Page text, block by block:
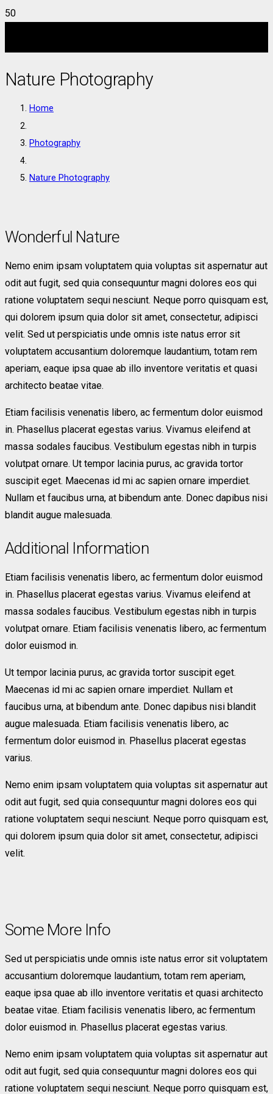
Nature Photography
Home
Photography
Nature Photography
Wonderful Nature
Nemo enim ipsam voluptatem quia voluptas sit aspernatur aut
odit aut fugit, sed quia consequuntur magni dolores eos qui
ratione voluptatem sequi nesciunt. Neque porro quisquam est,
qui dolorem ipsum quia dolor sit amet, consectetur, adipisci
velit. Sed ut perspiciatis unde omnis iste natus error sit
voluptatem accusantium doloremque laudantium, totam rem
aperiam, eaque ipsa quae ab illo inventore veritatis et quasi
architecto beatae vitae.
Etiam facilisis venenatis libero, ac fermentum dolor euismod
in. Phasellus placerat egestas varius. Vivamus eleifend at
massa sodales faucibus. Vestibulum egestas nibh in turpis
volutpat ornare. Ut tempor lacinia purus, ac gravida tortor
suscipit eget. Maecenas id mi ac sapien ornare imperdiet.
Nullam et faucibus urna, at bibendum ante. Donec dapibus nisi
blandit augue malesuada.
Additional Information
Etiam facilisis venenatis libero, ac fermentum dolor euismod
in. Phasellus placerat egestas varius. Vivamus eleifend at
massa sodales faucibus. Vestibulum egestas nibh in turpis
volutpat ornare. Etiam facilisis venenatis libero, ac fermentum
dolor euismod in.
Ut tempor lacinia purus, ac gravida tortor suscipit eget.
Maecenas id mi ac sapien ornare imperdiet. Nullam et
faucibus urna, at bibendum ante. Donec dapibus nisi blandit
augue malesuada. Etiam facilisis venenatis libero, ac
fermentum dolor euismod in. Phasellus placerat egestas
varius.
Nemo enim ipsam voluptatem quia voluptas sit aspernatur aut
odit aut fugit, sed quia consequuntur magni dolores eos qui
ratione voluptatem sequi nesciunt. Neque porro quisquam est,
qui dolorem ipsum quia dolor sit amet, consectetur, adipisci
velit.
Some More Info
Sed ut perspiciatis unde omnis iste natus error sit voluptatem
accusantium doloremque laudantium, totam rem aperiam,
eaque ipsa quae ab illo inventore veritatis et quasi architecto
beatae vitae. Etiam facilisis venenatis libero, ac fermentum
dolor euismod in. Phasellus placerat egestas varius.
Nemo enim ipsam voluptatem quia voluptas sit aspernatur aut
odit aut fugit, sed quia consequuntur magni dolores eos qui
ratione voluptatem sequi nesciunt. Neque porro quisquam est,